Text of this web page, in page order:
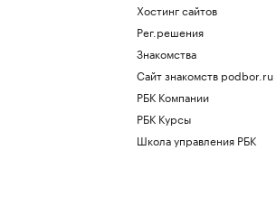
Хостинг сайтов
Рег.решения
Знакомства
Сайт знакомств podbor.ru
РБК Компании
РБК Курсы
Школа управления РБК